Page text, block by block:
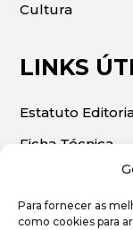
Para fornecer as
como cookies para
Cultura
LINKS
Estatuto
Ficha Técnica